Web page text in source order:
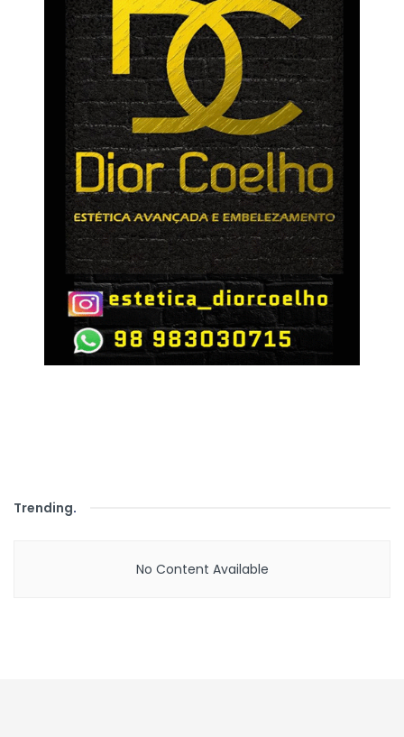
Trending.
No Content Available